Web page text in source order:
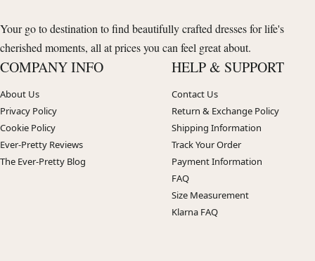
Your go to destination to find beautifully crafted dresses for life's
cherished moments, all at prices you can feel great about.
COMPANY INFO
About Us
Privacy Policy
Cookie Policy
Ever-Pretty Reviews
The Ever-Pretty Blog
HELP & SUPPORT
Contact Us
Return & Exchange Policy
Shipping Information
Track Your Order
Payment Information
FAQ
Size Measurement
Klarna FAQ